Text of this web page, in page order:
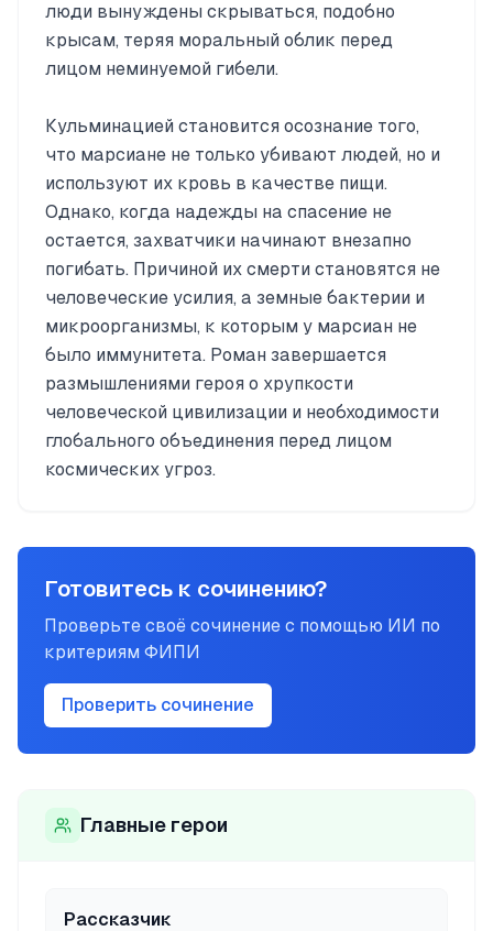
люди вынуждены скрываться, подобно
крысам, теряя моральный облик перед
лицом неминуемой гибели.
Кульминацией становится осознание того,
что марсиане не только убивают людей, но и
используют их кровь в качестве пищи.
Однако, когда надежды на спасение не
остается, захватчики начинают внезапно
погибать. Причиной их смерти становятся не
человеческие усилия, а земные бактерии и
микроорганизмы, к которым у марсиан не
было иммунитета. Роман завершается
размышлениями героя о хрупкости
человеческой цивилизации и необходимости
глобального объединения перед лицом
космических угроз.
Готовитесь к сочинению?
Проверьте своё сочинение с помощью ИИ по
критериям ФИПИ
Проверить сочинение
Главные герои
Рассказчик